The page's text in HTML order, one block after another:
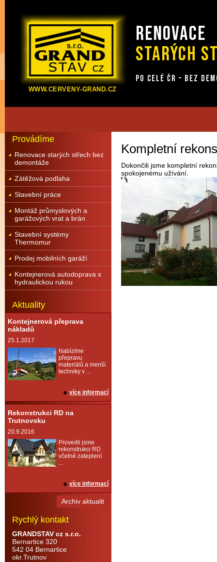
WWW.CERVENY-GRAND.CZ
RENOVACE
STARÝCH
PO CELÉ ČR – BEZ
Kompletní
Dokončili jsme kompletní
spokojenému užívání.
Provádíme
Renovace starých střech bez
demontáže
Zátěžová podlaha
Stavební práce
Montáž průmyslových a
garážových vrat a brán
Stavební systémy
Thermomur
Prodej mobilních garáží
Kontejnerová autodoprava s
hydraulickou rukou
Aktuality
Kontejnerová přeprava
nákladů
25.1.2017
Nabízíme
přepravu
materiálů a menší
techniky v ...
více informací
Rekonstrukci RD na
Trutnovsku
20.9.2016
Provedli jsme
rekonstrukci RD
včetně zateplení
...
více informací
Archiv aktualit
Rychlý kontakt
GRANDSTAV cz s.r.o.
Bernartice 320
542 04 Bernartice
okr.Trutnov